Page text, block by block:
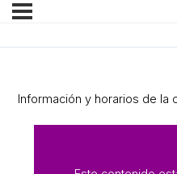
Información y horarios de la